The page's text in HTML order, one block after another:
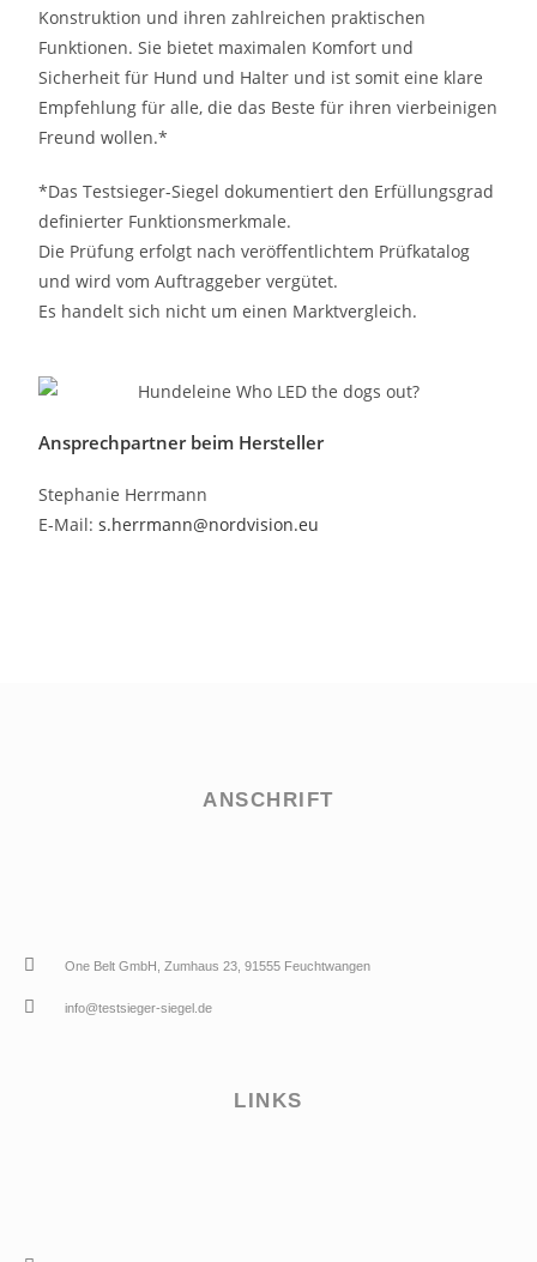
Konstruktion und ihren zahlreichen praktischen
Funktionen. Sie bietet maximalen Komfort und
Sicherheit für Hund und Halter und ist somit eine klare
Empfehlung für alle, die das Beste für ihren vierbeinigen
Freund wollen.*
*Das Testsieger-Siegel dokumentiert den Erfüllungsgrad
definierter Funktionsmerkmale.
Die Prüfung erfolgt nach veröffentlichtem Prüfkatalog
und wird vom Auftraggeber vergütet.
Es handelt sich nicht um einen Marktvergleich.
Ansprechpartner beim Hersteller
Stephanie Herrmann
E-Mail:s.herrmann@nordvision.eu
ANSCHRIFT
One Belt GmbH, Zumhaus 23, 91555 Feuchtwangen
info@testsieger-siegel.de
LINKS